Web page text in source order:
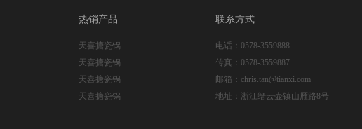
热销产品
天喜搪瓷锅
天喜搪瓷锅
天喜搪瓷锅
天喜搪瓷锅
联系方式
电话： 0578-3559888
传真： 0578-3559887
邮箱： chris.tan@tianxi.com
地址： 浙江缙云壶镇山雁路8号